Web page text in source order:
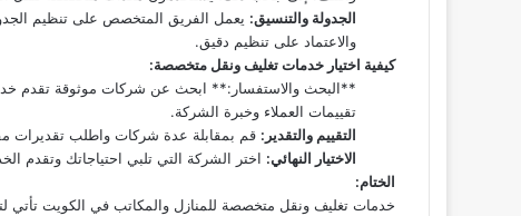
الجدولة والتنسيق: يعمل الفريق المتخصص على تنظيم
والاعتماد على تنظيم دقيق.
كيفية اختيار خدمات تغليف ونقل متخصصة:
**البحث والاستفسار:** ابحث عن شركات موثوقة تقدم
تقييمات العملاء وخبرة الشركة.
التقييم والتقدير: قم بمقابلة عدة شركات واطلب تقديرات
الاختيار النهائي: اختر الشركة التي تلبي احتياجاتك وتقدم
الختام:
خدمات تغليف ونقل متخصصة للمنازل والمكاتب في الكويت تأتي